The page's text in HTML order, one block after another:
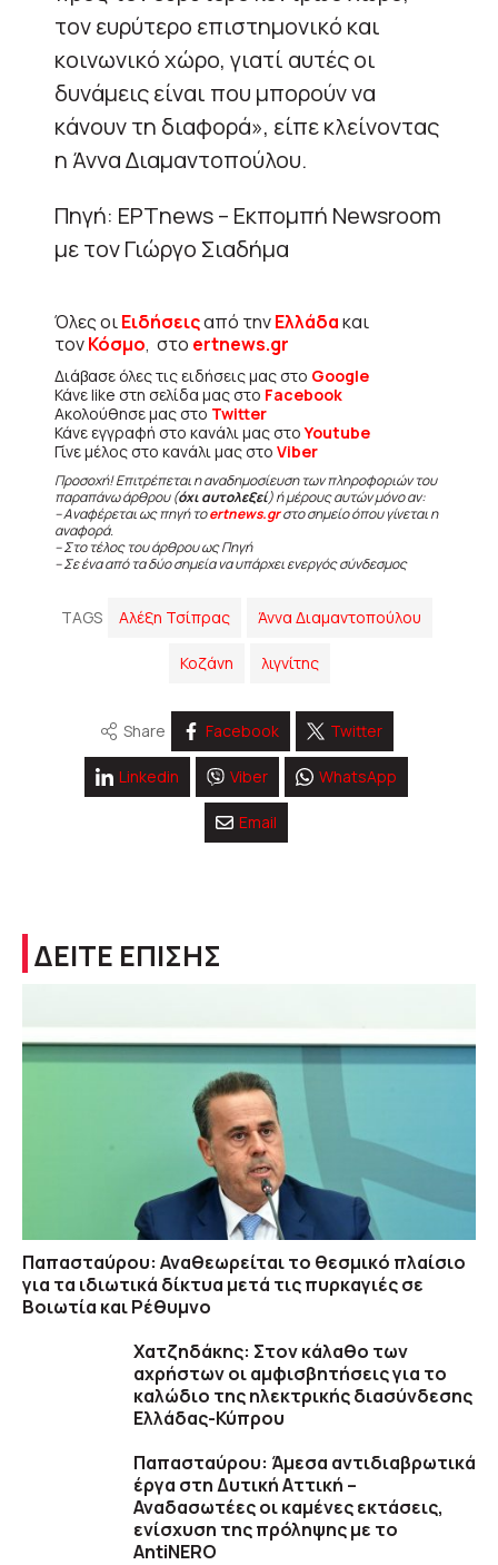
τον ευρύτερο επιστημονικό και
κοινωνικό χώρο, γιατί αυτές οι
δυνάμεις είναι που μπορούν να
κάνουν τη διαφορά», είπε κλείνοντας
η Άννα Διαμαντοπούλου.
Πηγή: ΕΡΤnews – Εκπομπή Newsroom
με τον Γιώργο Σιαδήμα
Όλες οιΕιδήσειςαπό τηνΕλλάδακαι
τονΚόσμο, στο ertnews.gr
Διάβασε όλες τις ειδήσεις μας στο Google
Κάνε like στη σελίδα μας στο Facebook
Ακολούθησε μας στο Twitter
Κάνε εγγραφή στο κανάλι μας στοYoutube
Γίνε μέλος στο κανάλι μας στο Viber
Προσοχή! Επιτρέπεται η αναδημοσίευση των πληροφοριών του
παραπάνω άρθρου (όχι αυτολεξεί) ή μέρους αυτών μόνο αν:
– Αναφέρεται ως πηγή τοertnews.grστο σημείο όπου γίνεται η
αναφορά.
– Στο τέλος του άρθρου ως Πηγή
– Σε ένα από τα δύο σημεία να υπάρχει ενεργός σύνδεσμος
TAGS Αλέξη Τσίπρας Άννα Διαμαντοπούλου
Κοζάνη λιγνίτης
Share Facebook Twitter
Linkedin Viber WhatsApp
Email
ΔΕΙΤΕ ΕΠΙΣΗΣ
Παπασταύρου: Αναθεωρείται το θεσμικό πλαίσιο
για τα ιδιωτικά δίκτυα μετά τις πυρκαγιές σε
Βοιωτία και Ρέθυμνο
Χατζηδάκης: Στον κάλαθο των
αχρήστων οι αμφισβητήσεις για το
καλώδιο της ηλεκτρικής διασύνδεσης
Ελλάδας-Κύπρου
Παπασταύρου: Άμεσα αντιδιαβρωτικά
έργα στη Δυτική Αττική –
Αναδασωτέες οι καμένες εκτάσεις,
ενίσχυση της πρόληψης με το
AntiNERO